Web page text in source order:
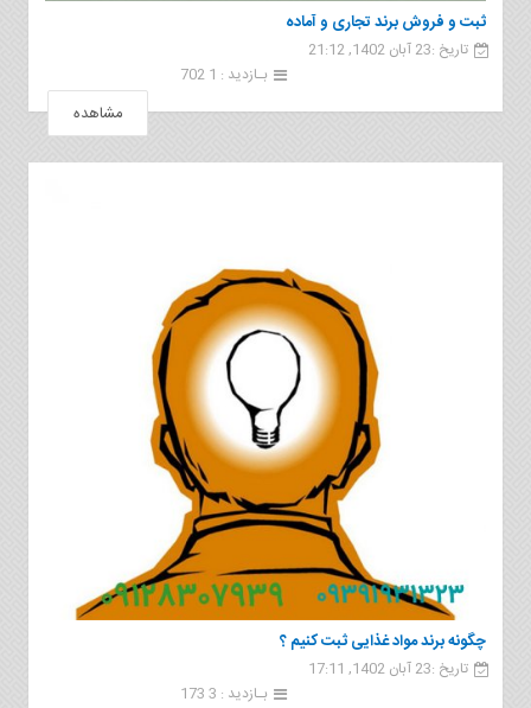
ثبت و فروش برند تجاری و آماده
تاریخ :23 آبان 1402, 21:12
بـازدید : 1 702
مشاهده
چگونه برند مواد غذایی ثبت کنیم ؟
تاریخ :23 آبان 1402, 17:11
بـازدید : 3 173